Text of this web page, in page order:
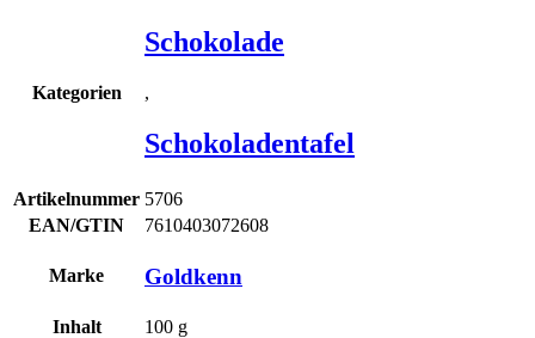
Kategorien
Schokolade
,
Schokoladentafel
Artikelnummer 5706
EAN/GTIN
7610403072608
Marke Goldkenn
Inhalt 100 g